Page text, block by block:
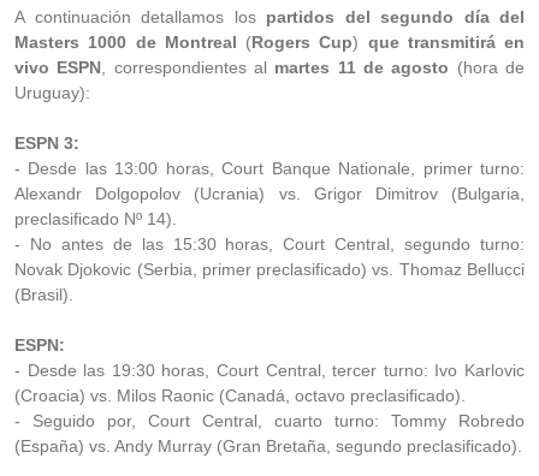
A continuación detallamos los partidos del segundo día del
Masters 1000 de Montreal (Rogers Cup) que transmitirá en
vivo ESPN , correspondientes al martes 11 de agosto (hora de
Uruguay):
ESPN 3:
- Desde las 13:00 horas, Court Banque Nationale, primer turno:
Alexandr Dolgopolov (Ucrania) vs. Grigor Dimitrov (Bulgaria,
preclasificado Nº 14).
- No antes de las 15:30 horas, Court Central, segundo turno:
Novak Djokovic (Serbia, primer preclasificado) vs. Thomaz Bellucci
(Brasil).
ESPN:
- Desde las 19:30 horas, Court Central, tercer turno: Ivo Karlovic
(Croacia) vs. Milos Raonic (Canadá, octavo preclasificado).
- Seguido por, Court Central, cuarto turno: Tommy Robredo
(España) vs. Andy Murray (Gran Bretaña, segundo preclasificado).